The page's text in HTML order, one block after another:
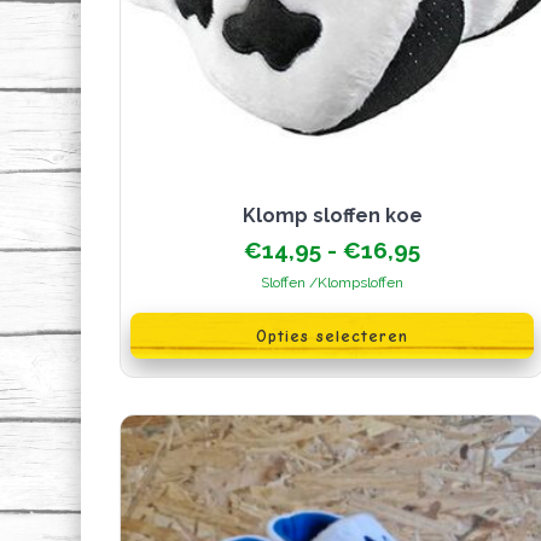
klomp sloffen koe
€14,95 - €16,95Prijsklasse:
€16,95
Sloffen /Klompsloffen
Opties selecteren
product
heeft
meerdere
variaties.
optie
kan
gekozen
worden
op
de
productpagina